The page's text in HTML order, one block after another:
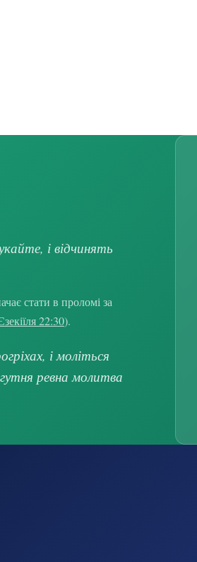
і відчинять
стати в проломі за
22:30).
і моліться
ревна молитва